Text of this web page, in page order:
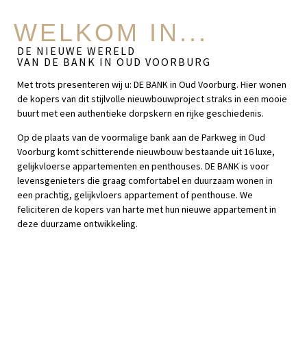
WELKOM IN...
DE NIEUWE WERELD
VAN DE BANK IN OUD VOORBURG
Met trots presenteren wij u: DE BANK in Oud Voorburg. Hier wonen
de kopers van dit stijlvolle nieuwbouwproject straks in een mooie
buurt met een authentieke dorpskern en rijke geschiedenis.
Op de plaats van de voormalige bank aan de Parkweg in Oud
Voorburg komt schitterende nieuwbouw bestaande uit 16 luxe,
gelijkvloerse appartementen en penthouses. DE BANK is voor
levensgenieters die graag comfortabel en duurzaam wonen in
een prachtig, gelijkvloers appartement of penthouse. We
feliciteren de kopers van harte met hun nieuwe appartement in
deze duurzame ontwikkeling.